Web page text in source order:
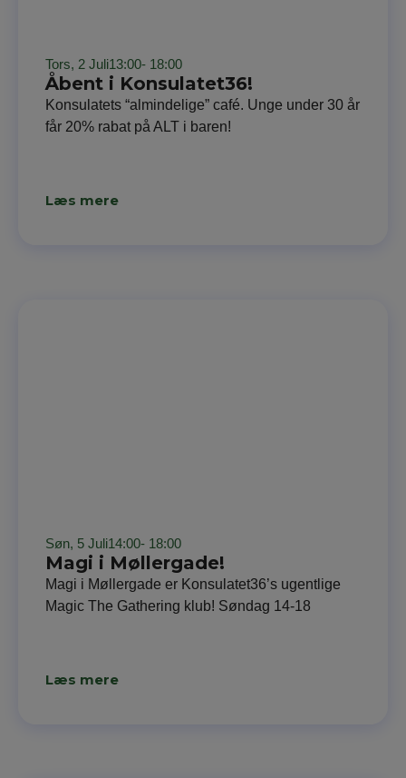
Tors, 2 Juli13:00- 18:00
Åbent i Konsulatet36!
Konsulatets “almindelige” café. Unge under 30 år
får 20% rabat på ALT i baren!
Læs mere
Søn, 5 Juli14:00- 18:00
Magi i Møllergade!
Magi i Møllergade er Konsulatet36’s ugentlige
Magic The Gathering klub! Søndag 14-18
Læs mere